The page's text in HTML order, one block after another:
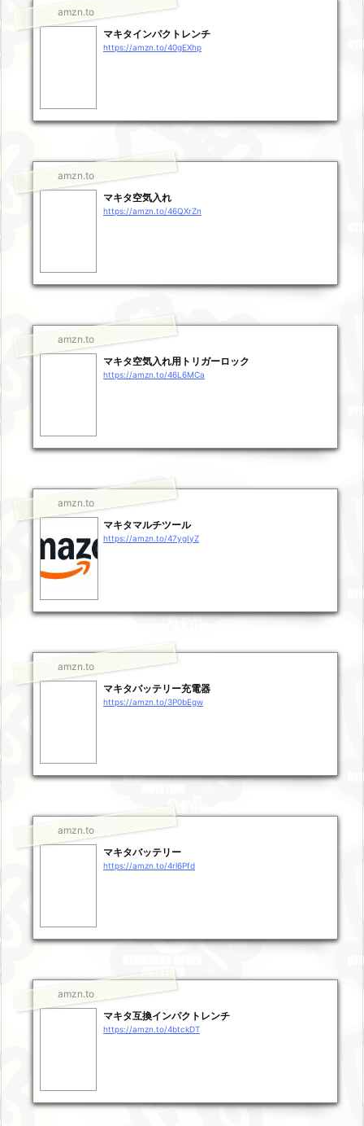
amzn.to
マキタインパクトレンチ
https://amzn.to/40gEXhp
amzn.to
マキタ空気入れ
https://amzn.to/46QXrZn
amzn.to
マキタ空気入れ用トリガーロック
https://amzn.to/46L6MCa
amzn.to
マキタマルチツール
https://amzn.to/47ygIyZ
amzn.to
マキタバッテリー充電器
https://amzn.to/3P0bEgw
amzn.to
マキタバッテリー
https://amzn.to/4rl6Pfd
amzn.to
マキタ互換インパクトレンチ
https://amzn.to/4btckDT